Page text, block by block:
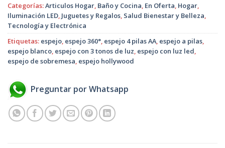
Categorías:Articulos Hogar, Baño y Cocina, En Oferta, Hogar,
Iluminación LED, Juguetes y Regalos, Salud Bienestar y Belleza,
Tecnología y Electrónica
Etiquetas: espejo, espejo 360°, espejo 4 pilas AA, espejo a pilas,
espejo blanco, espejo con 3 tonos de luz, espejo con luz led,
espejo de sobremesa, espejo hollywood
Preguntar por Whatsapp